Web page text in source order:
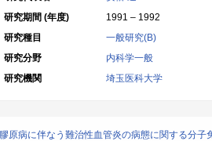
研究期間 (年度)
1991 – 1992
研究種目
一般研究(B)
研究分野
内科学一般
研究機関
埼玉医科大学
膠原病に伴なう難治性血管炎の病態に関する分子